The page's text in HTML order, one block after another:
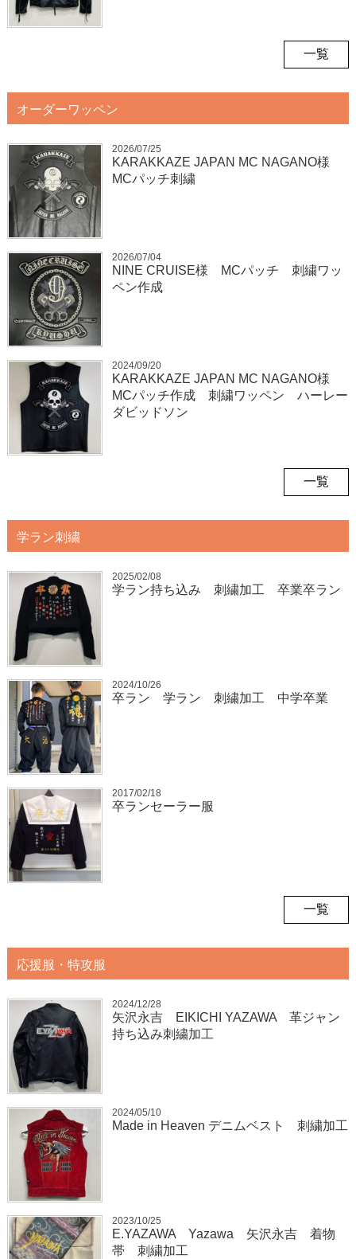
一覧
オーダーワッペン
2026/07/25
KARAKKAZE JAPAN MC NAGANO様
MCパッチ刺繍
2026/07/04
NINE CRUISE様 MCパッチ 刺繍ワッ
ペン作成
2024/09/20
KARAKKAZE JAPAN MC NAGANO様
MCパッチ作成 刺繍ワッペン ハーレー
ダビッドソン
一覧
学ラン刺繍
2025/02/08
学ラン持ち込み 刺繍加工 卒業卒ラン
2024/10/26
卒ラン 学ラン 刺繍加工 中学卒業
2017/02/18
卒ランセーラー服
一覧
応援服・特攻服
2024/12/28
矢沢永吉 EIKICHI YAZAWA 革ジャン
持ち込み刺繍加工
2024/05/10
Made in Heaven デニムベスト 刺繍加工
2023/10/25
E.YAZAWA Yazawa 矢沢永吉 着物
帯 刺繍加工